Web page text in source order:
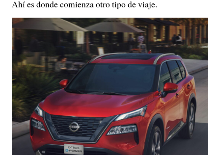
Ahí es donde comienza otro tipo de viaje.